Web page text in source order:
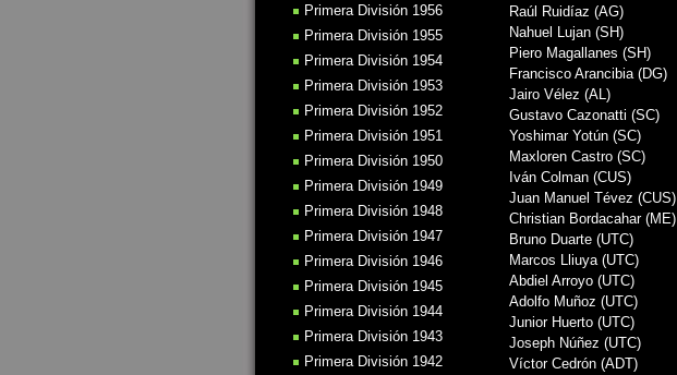
Raúl Ruidíaz (AG)
Nahuel Lujan (SH)
Piero Magallanes (SH)
Francisco Arancibia (DG)
Jairo Vélez (AL)
Gustavo Cazonatti (SC)
Yoshimar Yotún (SC)
Maxloren Castro (SC)
Iván Colman (CUS)
Juan Manuel Tévez (CUS)
Christian Bordacahar (ME)
Bruno Duarte (UTC)
Marcos Lliuya (UTC)
Abdiel Arroyo (UTC)
Adolfo Muñoz (UTC)
Junior Huerto (UTC)
Joseph Núñez (UTC)
Víctor Cedrón (ADT)
Primera División 1956
Primera División 1955
Primera División 1954
Primera División 1953
Primera División 1952
Primera División 1951
Primera División 1950
Primera División 1949
Primera División 1948
Primera División 1947
Primera División 1946
Primera División 1945
Primera División 1944
Primera División 1943
Primera División 1942